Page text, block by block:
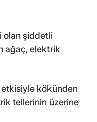
olan şiddetli
ağaç, elektrik
kökünden
tellerinin üzerine